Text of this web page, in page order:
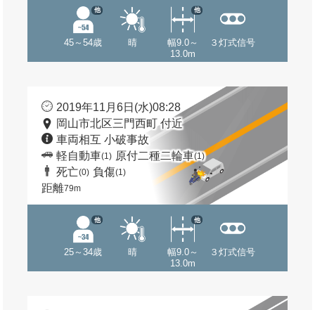
45～54歳
他
晴
幅9.0～
13.0m
他
３灯式信号
2019年11月6日(水)08:28
岡山市北区三門西町 付近
車両相互 小破事故
軽自動車(1) 原付二種二輪車(1)
死亡(0) 負傷(1)
距離79m
25～34歳
他
晴
幅9.0～
13.0m
他
３灯式信号